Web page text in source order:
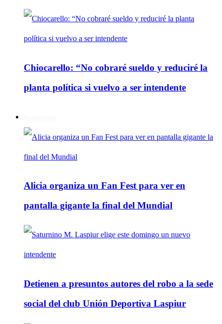
Chiocarello: “No cobraré sueldo y reduciré la
planta política si vuelvo a ser intendente
Alicia organiza un Fan Fest para ver en
pantalla gigante la final del Mundial
Detienen a presuntos autores del robo a la sede
social del club Unión Deportiva Laspiur